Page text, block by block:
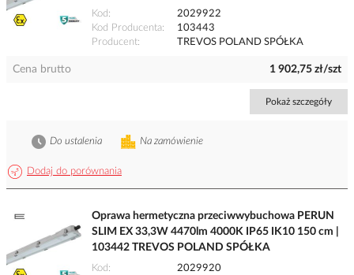
Kod
2029922
Kod Producenta
103443
Producent
TREVOS POLAND SPÓŁKA
Cena brutto 1 902,75 zł/szt
Pokaż szczegóły
Dodaj do porównania
Na zamówienie
Do ustalenia
Oprawa hermetyczna przeciwwybuchowa PERUN
SLIM EX 33,3W 4470lm 4000K IP65 IK10 150 cm |
103442 TREVOS POLAND SPÓŁKA
Kod
2029920